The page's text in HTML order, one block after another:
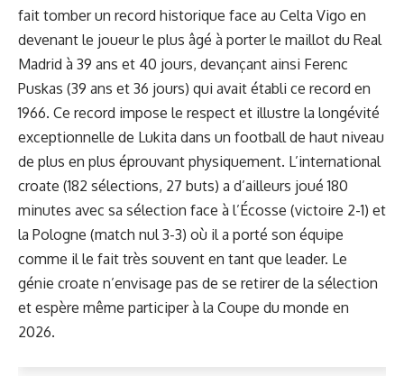
fait tomber un record historique face au Celta Vigo en
devenant le joueur le plus âgé à porter le maillot du Real
Madrid à 39 ans et 40 jours, devançant ainsi Ferenc
Puskas (39 ans et 36 jours) qui avait établi ce record en
1966. Ce record impose le respect et illustre la longévité
exceptionnelle de Lukita dans un football de haut niveau
de plus en plus éprouvant physiquement. L’international
croate (182 sélections, 27 buts) a d’ailleurs joué 180
minutes avec sa sélection face à l’Écosse (victoire 2-1) et
la Pologne (match nul 3-3) où il a porté son équipe
comme il le fait très souvent en tant que leader. Le
génie croate n’envisage pas de se retirer de la sélection
et espère même participer à la Coupe du monde en
2026.